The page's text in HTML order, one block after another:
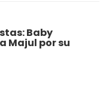
Baby
Majul por su